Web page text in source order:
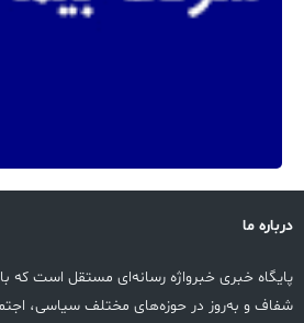
درباره ما
پایگاه خبری خبرواژه رسانه‌ای مستقل است که
شفاف و به‌روز در حوزه‌های مختلف سیاسی،